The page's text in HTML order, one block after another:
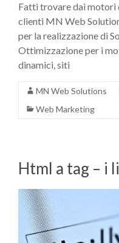
Fatti trovare dai motori
clienti MN Web
per la realizzazione di
Ottimizzazione per i
dinamici, siti
MN Web Solutions
Web Marketing
Html a tag – i